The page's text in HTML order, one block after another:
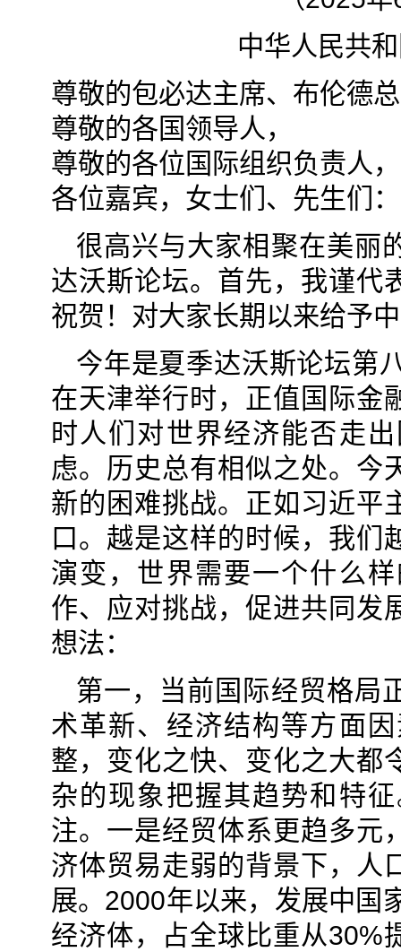
中华人民共
尊敬的包必达主席、布伦德
尊敬的各国领导人，
尊敬的各位国际组织负责人，
各位嘉宾，女士们、先生们：
很高兴与大家相聚在美丽
达沃斯论坛。首先，我谨代
祝贺！对大家长期以来给予
今年是夏季达沃斯论坛第
在天津举行时，正值国际金
时人们对世界经济能否走
虑。历史总有相似之处。今
新的困难挑战。正如习近平
口。越是这样的时候，我们
演变，世界需要一个什么
作、应对挑战，促进共同发
想法：
第一，当前国际经贸格局
术革新、经济结构等方面
整，变化之快、变化之大都
杂的现象把握其趋势和特
注。一是经贸体系更趋多元
济体贸易走弱的背景下，人
展。2000年以来，发展中国
经济体，占全球比重从30%